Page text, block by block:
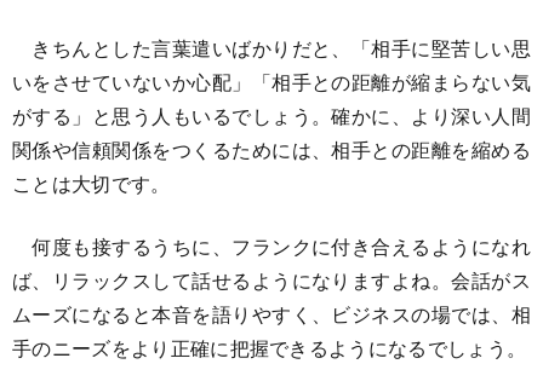
きちんとした言葉遣いばかりだと、「相手に堅苦しい思
いをさせていないか心配」「相手との距離が縮まらない気
がする」と思う人もいるでしょう。確かに、より深い人間
関係や信頼関係をつくるためには、相手との距離を縮める
ことは大切です。
何度も接するうちに、フランクに付き合えるようになれ
ば、リラックスして話せるようになりますよね。会話がス
ムーズになると本音を語りやすく、ビジネスの場では、相
手のニーズをより正確に把握できるようになるでしょう。